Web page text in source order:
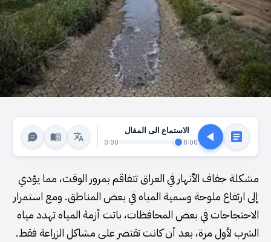
الاستماع الى المقال
0:00
0:00
مشكلة جفاف الأنهار في العراق تتفاقم بمرور الوقت، مما يؤدي
إلى ارتفاع ملوحة وسمية المياه في بعض المناطق. ومع استمرار
الاحتجاجات في بعض المحافظات، باتت أزمة المياه تهدد مياه
الشرب لأول مرة، بعد أن كانت تقتصر على مشاكل الزراعة فقط.